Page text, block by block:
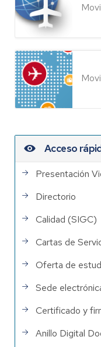
Acceso
Presentación
Directorio
Calidad (SIGC)
Cartas de
Oferta de
Sede
Certificado y
Anillo Digital